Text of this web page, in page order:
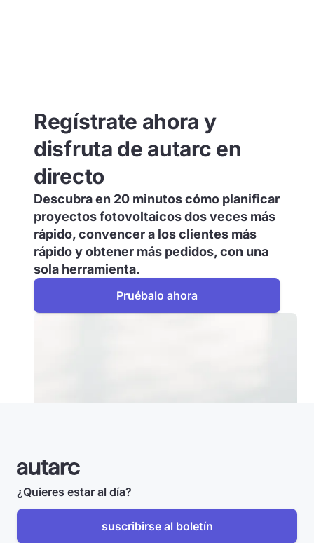
Regístrate ahora y
disfruta de autarc en
directo
Descubra en 20 minutos cómo planificar
proyectos fotovoltaicos dos veces más
rápido, convencer a los clientes más
rápido y obtener más pedidos, con una
sola herramienta.
Pruébalo ahora
¿Quieres estar al día?
suscribirse al boletín